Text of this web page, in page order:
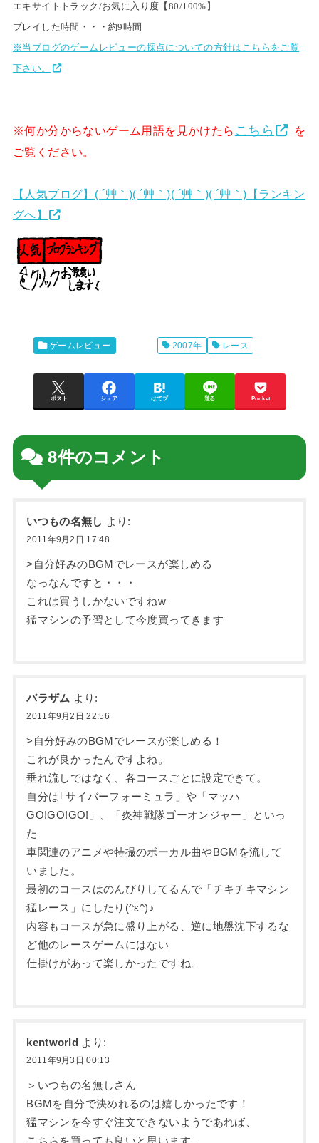
エキサイトトラック/お気に入り度【80/100%】
プレイした時間・・・約9時間
※当ブログのゲームレビューの採点についての方針はこちらをご覧
下さい。
※何か分からないゲーム用語を見かけたら こちら
を
ご覧ください。
【人気ブログ】( ´艸｀)( ´艸｀)( ´艸｀)( ´艸｀)【ランキン
グへ】
ゲームレビュー 2007年 レース
ポスト シェア はてブ 送る Pocket
8件のコメント
いつもの名無し より:
2011年9月2日 17:48
>自分好みのBGMでレースが楽しめる
なっなんですと・・・
これは買うしかないですねw
猛マシンの予習として今度買ってきます
バラザム より:
2011年9月2日 22:56
>自分好みのBGMでレースが楽しめる！
これが良かったんですよね。
垂れ流しではなく、各コースごとに設定できて。
自分は｢サイバーフォーミュラ」や「マッハ
GO!GO!GO!」、「炎神戦隊ゴーオンジャー」といっ
た
車関連のアニメや特撮のボーカル曲やBGMを流して
いました。
最初のコースはのんびりしてるんで「チキチキマシン
猛レース」にしたり(^ε^)♪
内容もコースが急に盛り上がる、逆に地盤沈下するな
ど他のレースゲームにはない
仕掛けがあって楽しかったですね。
kentworld より:
2011年9月3日 00:13
＞いつもの名無しさん
BGMを自分で決めれるのは嬉しかったです！
猛マシンを今すぐ注文できないようであれば、